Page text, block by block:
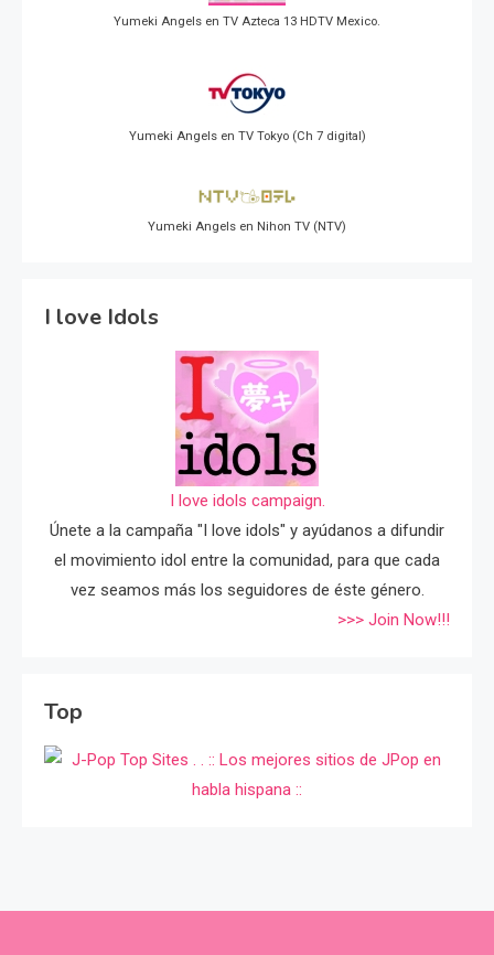
Yumeki Angels en TV Azteca 13 HDTV Mexico.
Yumeki Angels en TV Tokyo (Ch 7 digital)
Yumeki Angels en Nihon TV (NTV)
I love Idols
I love idols campaign.
Únete a la campaña "I love idols" y ayúdanos a difundir
el movimiento idol entre la comunidad, para que cada
vez seamos más los seguidores de éste género.
>>> Join Now!!!
Top